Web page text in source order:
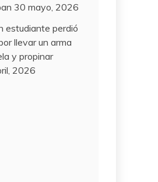
30 mayo, 2026
estudiante perdió
llevar un arma
y propinar
2026